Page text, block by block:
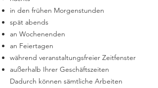
in den frühen Morgenstunden
spät abends
an Wochenenden
an Feiertagen
während veranstaltungsfreier Zeitfenster
außerhalb Ihrer Geschäftszeiten
Dadurch können sämtliche Arbeiten